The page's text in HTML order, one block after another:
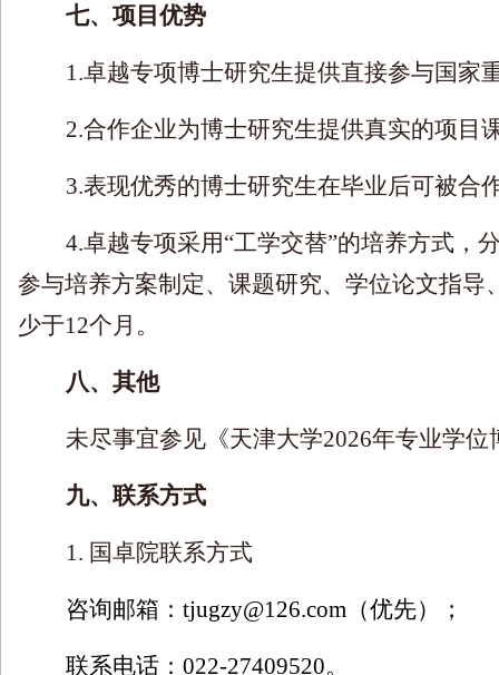
七、项目优势
1.卓越专项博士研究生提供直接参与国家
2.合作企业为博士研究生提供真实的项目
3.表现优秀的博士研究生在毕业后可被合
4.卓越专项采用“工学交替”的培养方式，
参与培养方案制定、课题研究、学位论文指
少于12个月。
八、其他
未尽事宜参见《天津大学2026年专业学位
九、联系方式
1. 国卓院联系方式
咨询邮箱： tjugzy@126.com（优先）；
联系电话： 022-27409520。